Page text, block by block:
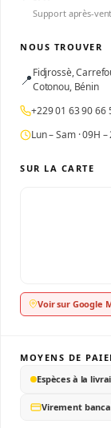
Support après-
NOUS TROUVER
📍Fidjrossè,
Cotonou, Bénin
+229 01 63 90 66
Lun – Sam · 09H –
SUR LA CARTE
Voir sur Google
MOYENS DE
Espèces à la
Virement